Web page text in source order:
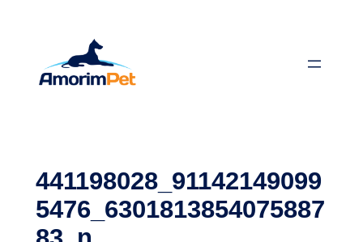
conteúdo
441198028_91142149099
5476_6301813854075887